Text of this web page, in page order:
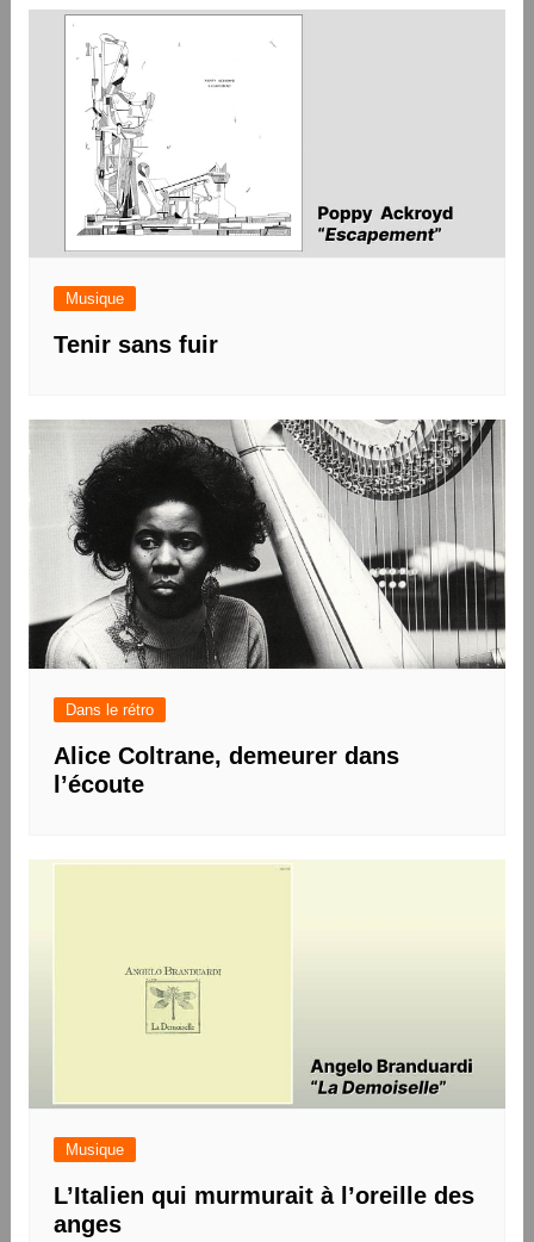
Musique
Tenir sans fuir
Dans le rétro
Alice Coltrane, demeurer dans
l’écoute
Musique
L’Italien qui murmurait à l’oreille des
anges